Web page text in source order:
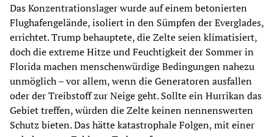
Das Konzentrationslager wurde auf einem betonierten
Flughafengelände, isoliert in den Sümpfen der Everglades,
errichtet. Trump behauptete, die Zelte seien klimatisiert,
doch die extreme Hitze und Feuchtigkeit der Sommer in
Florida machen menschenwürdige Bedingungen nahezu
unmöglich – vor allem, wenn die Generatoren ausfallen
oder der Treibstoff zur Neige geht. Sollte ein Hurrikan das
Gebiet treffen, würden die Zelte keinen nennenswerten
Schutz bieten. Das hätte katastrophale Folgen, mit einer